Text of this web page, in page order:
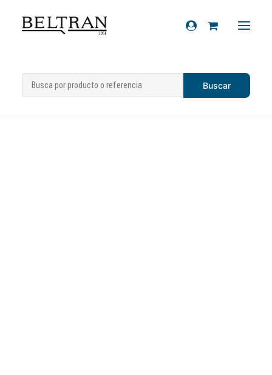
Recambios
Inicio Artículos de regalo
Bolsos/Mochilas»Bolso Vespa Italia